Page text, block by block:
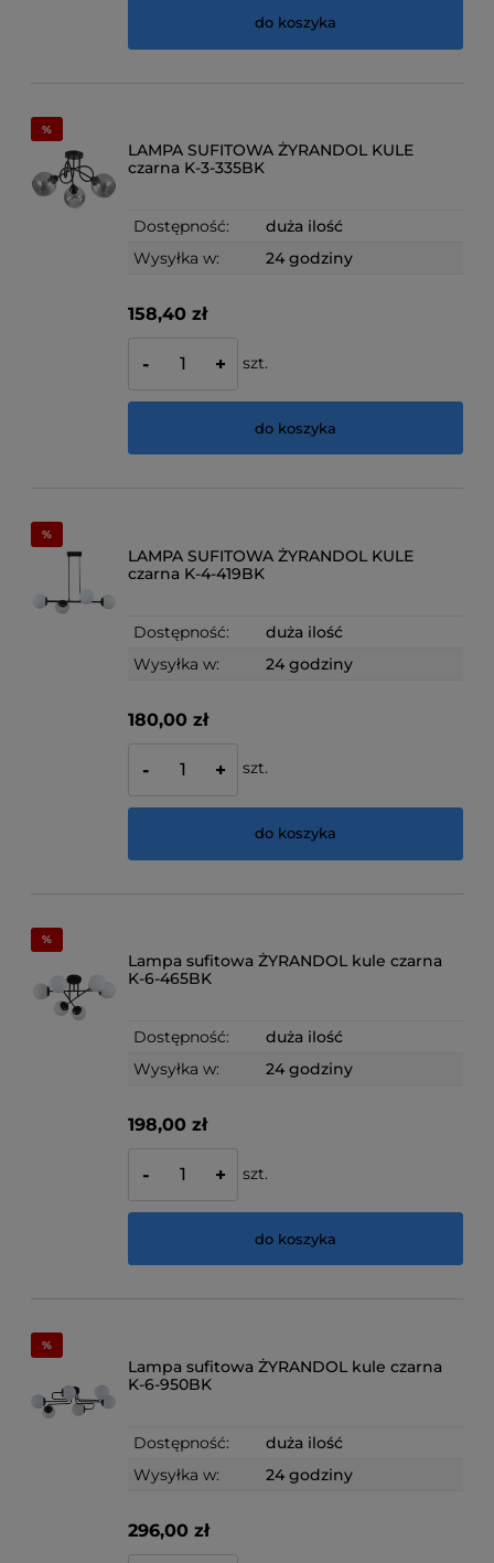
do koszyka
LAMPA SUFITOWA ŻYRANDOL KULE
czarna K-3-335BK
Dostępność:
duża ilość
Wysyłka w:
24 godziny
158,40 zł
- + szt.
do koszyka
LAMPA SUFITOWA ŻYRANDOL KULE
czarna K-4-419BK
Dostępność:
duża ilość
Wysyłka w:
24 godziny
180,00 zł
- + szt.
do koszyka
Lampa sufitowa ŻYRANDOL kule czarna
K-6-465BK
Dostępność:
duża ilość
Wysyłka w:
24 godziny
198,00 zł
- + szt.
do koszyka
Lampa sufitowa ŻYRANDOL kule czarna
K-6-950BK
Dostępność:
duża ilość
Wysyłka w:
24 godziny
296,00 zł